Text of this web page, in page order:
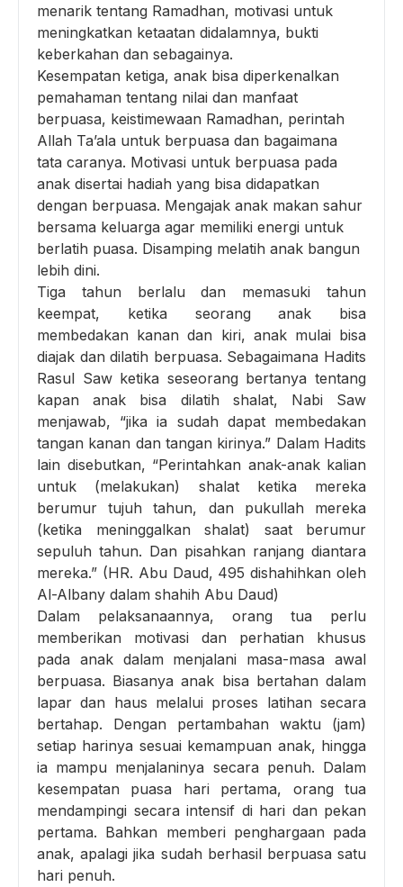
menarik tentang Ramadhan, motivasi untuk
meningkatkan ketaatan didalamnya, bukti
keberkahan dan sebagainya.
Kesempatan ketiga, anak bisa diperkenalkan
pemahaman tentang nilai dan manfaat
berpuasa, keistimewaan Ramadhan, perintah
Allah Ta’ala untuk berpuasa dan bagaimana
tata caranya. Motivasi untuk berpuasa pada
anak disertai hadiah yang bisa didapatkan
dengan berpuasa. Mengajak anak makan sahur
bersama keluarga agar memiliki energi untuk
berlatih puasa. Disamping melatih anak bangun
lebih dini.
Tiga tahun berlalu dan memasuki tahun
keempat, ketika seorang anak bisa
membedakan kanan dan kiri, anak mulai bisa
diajak dan dilatih berpuasa. Sebagaimana Hadits
Rasul Saw ketika seseorang bertanya tentang
kapan anak bisa dilatih shalat, Nabi Saw
menjawab, “jika ia sudah dapat membedakan
tangan kanan dan tangan kirinya.” Dalam Hadits
lain disebutkan, “Perintahkan anak-anak kalian
untuk (melakukan) shalat ketika mereka
berumur tujuh tahun, dan pukullah mereka
(ketika meninggalkan shalat) saat berumur
sepuluh tahun. Dan pisahkan ranjang diantara
mereka.” (HR. Abu Daud, 495 dishahihkan oleh
Al-Albany dalam shahih Abu Daud)
Dalam pelaksanaannya, orang tua perlu
memberikan motivasi dan perhatian khusus
pada anak dalam menjalani masa-masa awal
berpuasa. Biasanya anak bisa bertahan dalam
lapar dan haus melalui proses latihan secara
bertahap. Dengan pertambahan waktu (jam)
setiap harinya sesuai kemampuan anak, hingga
ia mampu menjalaninya secara penuh. Dalam
kesempatan puasa hari pertama, orang tua
mendampingi secara intensif di hari dan pekan
pertama. Bahkan memberi penghargaan pada
anak, apalagi jika sudah berhasil berpuasa satu
hari penuh.